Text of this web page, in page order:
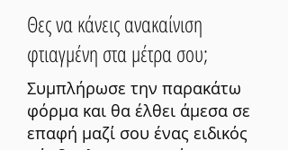
Θες να κάνεις ανακαίνιση
φτιαγμένη στα μέτρα σου;
Συμπλήρωσε την παρακάτω
φόρμα και θα έλθει άμεσα σε
επαφή μαζί σου ένας ειδικός